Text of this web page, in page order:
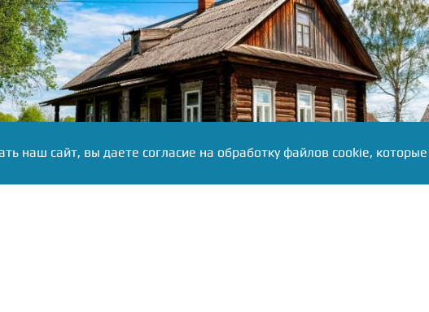
наш сайт, вы даете согласие на обработку файлов cookie,